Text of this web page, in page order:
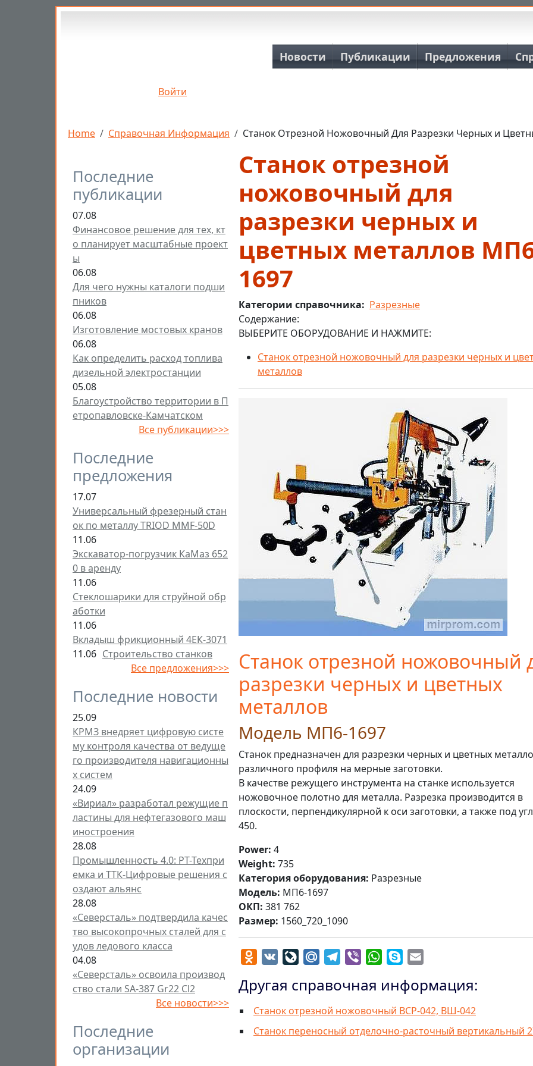
Перейти к основному содержанию
Войти
Основная навигация
Новости Публикации Предложения
Строка навигации
Home Справочная Информация Станок Отрезной Ножовочный Для Разрезки Черных и
Последние
публикации
07.08
Финансовое решение для тех, кт
о планирует масштабные проект
ы
06.08
Для чего нужны каталоги подши
пников
06.08
Изготовление мостовых кранов
06.08
Как определить расход топлива
дизельной электростанции
05.08
Благоустройство территории в П
етропавловске-Камчатском
Все публикации>>>
Последние
предложения
17.07
Универсальный фрезерный стан
ок по металлу TRIOD MMF-50D
11.06
Экскаватор-погрузчик КаМаз 652
0 в аренду
11.06
Стеклошарики для струйной обр
аботки
11.06
Вкладыш фрикционный 4ЕК-3071
11.06 Строительство станков
Все предложения>>>
Последние новости
25.09
КРМЗ внедряет цифровую систе
му контроля качества от ведуще
го производителя навигационны
х систем
24.09
«Вириал» разработал режущие п
ластины для нефтегазового маш
иностроения
28.08
Промышленность 4.0: РТ-Техпри
емка и ТТК-Цифровые решения с
оздают альянс
28.08
«Северсталь» подтвердила качес
тво высокопрочных сталей для с
удов ледового класса
04.08
«Северсталь» освоила производ
ство стали SA-387 Gr22 Cl2
Все новости>>>
Последние
организации
Станок отрезной
ножовочный для
разрезки черных и
цветных металлов
1697
Категории справочника
Разрезные
Cодержание:
ВЫБЕРИТЕ ОБОРУДОВАНИЕ И НАЖМИТЕ:
Станок отрезной ножовочный для разрезки черных и
металлов
Станок отрезной ножовочный
разрезки черных и цветных
металлов
Модель МП6-1697
Станок предназначен для разрезки черных и цветных
различного профиля на мерные заготовки.
В качестве режущего инструмента на станке используется
ножовочное полотно для металла. Разрезка производится в
плоскости, перпендикулярной к оси заготовки, а также под
450.
Power: 4
Weight: 735
Категория оборудования: Разрезные
Модель: МП6-1697
ОКП: 381 762
Размер: 1560_720_1090
Odnoklassniki
VK LiveJournal
Mail.RuTelegram
Viber WhatsApp
Skype
Другая справочная информация:
Станок отрезной ножовочный ВСР-042, ВШ-042
Станок переносный отделочно-расточный вертикальный